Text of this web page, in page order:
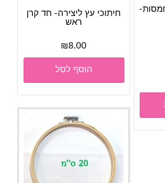
מספר
סוגים.
האפשרויות
חיתוכי עץ ליצירה- חד קרן
ראש
₪8.00
הוסף לסל